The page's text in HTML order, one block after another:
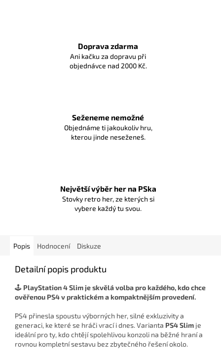
Doprava zdarma
Ani kačku za dopravu při
objednávce nad 2000 Kč.
Seženeme nemožné
Objednáme ti jakoukoliv hru,
kterou jinde neseženeš.
Největší výběr her na PSka
Stovky retro her, ze kterých si
vybere každý tu svou.
Popis Hodnocení Diskuze
Detailní popis produktu
🕹️ PlayStation 4 Slim je skvělá volba pro každého, kdo chce
ověřenou PS4 v praktickém a kompaktnějším provedení.
PS4 přinesla spoustu výborných her, silné exkluzivity a
generaci, ke které se hráči vrací i dnes. Varianta PS4 Slim je
ideální pro ty, kdo chtějí spolehlivou konzoli na běžné hraní a
rovnou kompletní sestavu bez zbytečného řešení okolo.